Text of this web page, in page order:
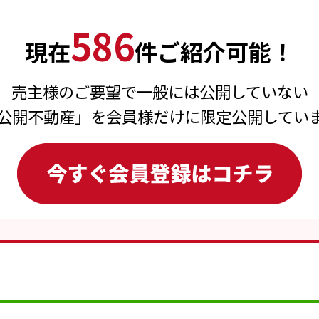
現在586件ご紹介可能！
売主様のご要望で一般には公開していない
開不動産」を会員様だけに限定公開してい